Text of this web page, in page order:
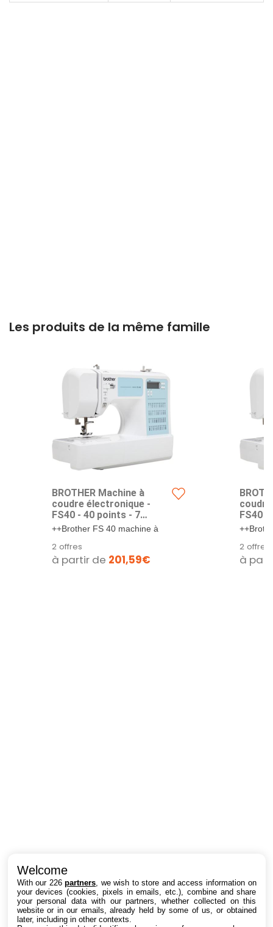
Les produits de la même famille
BROTHER Machine à
coudre électronique -
FS40 - 40 points - 7
griffes - Blanc
++Brother FS 40 machine à
performante,...
2 offres
à partir de 201,59€
FS40 -
griffes
2 offres
à
Intéressant ? Partagez !
Welcome
With our 226partners , we wish to store and access information on
your devices (cookies, pixels in emails, etc.), combine and share
your personal data with our partners, whether collected on this
website or in our emails, already held by some of us, or obtained
later, including in other contexts.